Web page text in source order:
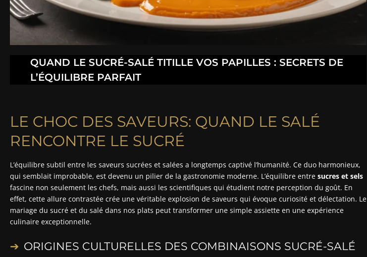
QUAND LE SUCRÉ-SALÉ TITILLE VOS PAPILLES : SECRETS DE
L’ÉQUILIBRE PARFAIT
LE CHOC DES SAVEURS: QUAND LE SALÉ
RENCONTRE LE SUCRÉ
L’équilibre subtil entre les saveurs sucrées et salées a longtemps captivé l’humanité. Ce duo harmonieux,
qui semblait improbable, est devenu un pilier de la gastronomie moderne. L’équilibre entre sucres et sels
fascine non seulement les chefs, mais aussi les scientifiques qui étudient notre perception du goût. En
effet, cette allure contrastée crée une véritable explosion de saveurs qui évoque curiosité et délectation. Le
mariage du sucré et du salé dans nos plats peut transformer une simple assiette en une expérience
culinaire exceptionnelle.
ORIGINES CULTURELLES DES COMBINAISONS SUCRÉ-SALÉ